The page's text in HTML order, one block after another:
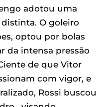
adotou uma
O goleiro
optou por bolas
da intensa pressão
de que Vitor
com vigor, e
Rossi buscou